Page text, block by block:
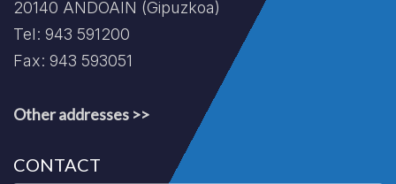
20140 ANDOAIN (Gipuzkoa)
Tel: 943 591200
Fax: 943 593051
Other addresses >>
CONTACT